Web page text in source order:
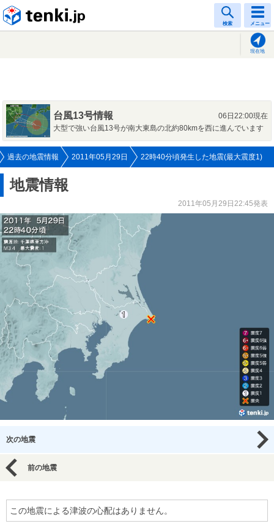
検索 メニュー
現在地
台風13号情報
06日22:00現在
大型で強い台風13号が南大東島の北約80kmを西に進んでいます
過去の地震情報 2011年05月29日 22時40分頃発生した地震(最大震度1)
地震情報
2011年05月29日22:45発表
次の地震
前の地震
この地震による津波の心配はありません。